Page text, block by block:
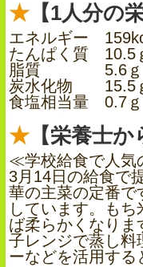
【1人分の
エネルギー
たんぱく質 10.5
脂質 5.6ｇ
炭水化物 15.5
食塩相当量 0.7ｇ
【栄養士か
≪学校給食で人気
3月14日の給食で
華の主菜の定番で
しています。も
ば柔らかくなり
子レンジで蒸し料
ーなどを活用する